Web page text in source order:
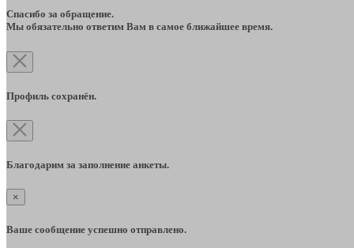
Спасибо за обращение.
Мы обязательно ответим Вам в самое ближайшее время.
Профиль сохранён.
Благодарим за заполнение анкеты.
×
Ваше сообщение успешно отправлено.